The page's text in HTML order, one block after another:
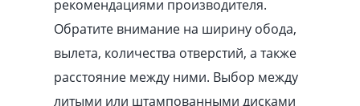
рекомендациями производителя.
Обратите внимание на ширину обода,
вылета, количества отверстий, а также
расстояние между ними. Выбор между
литыми или штампованными дисками